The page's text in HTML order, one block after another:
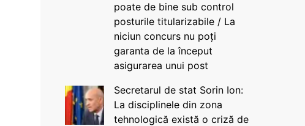
poate de bine sub control
posturile titularizabile / La
niciun concurs nu poți
garanta de la început
asigurarea unui post
Secretarul de stat Sorin Ion:
La disciplinele din zona
tehnologică există o criză de